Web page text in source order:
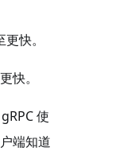
快。
快。
使
端知道